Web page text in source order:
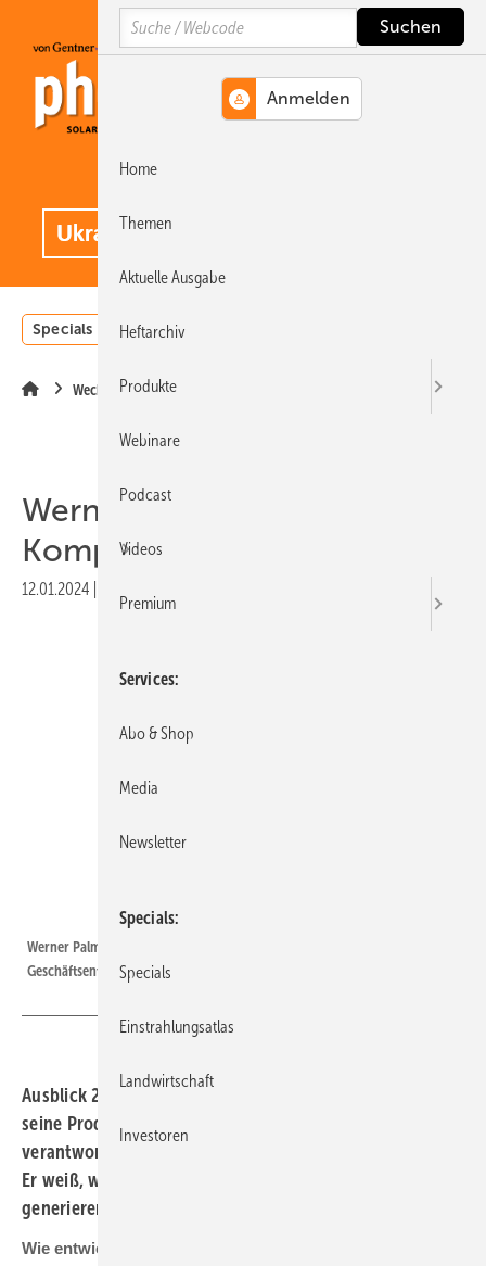
Hauptinhalt
Hauptmenü
SiteSearch
Specials Einstrahlungsatlas
Wechselrichter
Werner Palm von Kostal: „Die
Komplexität wird höher“
12.01.2024
Werner Palm ist bei Kostal Solar Electric verantwortlich für die
Geschäftsentwicklung
Ausblick 2024: Kostal Solar Electric wird in diesem Jahr
seine Produktionskapazität verdoppeln. Werner Palm ist
verantwortlich für die Geschäftsentwicklung bei Kostal.
Er weiß, was notwendig ist, um weiteres Wachstum zu
generieren.
Wie entwickelt sich der Absatz von Wechselrichtern bei
Search
Home
Themen
Aktuelle Ausgabe
Heftarchiv
Produkte
Webinare
Podcast
Videos
Premium
Services
Abo & Shop
Media
Newsletter
Specials
Specials
Einstrahlungsatlas
Landwirtschaft
Investoren